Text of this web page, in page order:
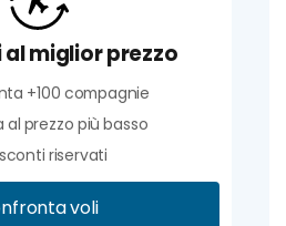
miglior prezzo
+100 compagnie
al prezzo più basso
riservati
voli